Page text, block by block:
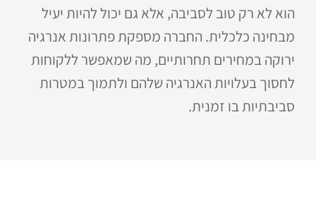
הוא לא רק טוב לסביבה, אלא גם יכול להיות יעיל
מבחינה כלכלית. החברה מספקת פתרונות אנרגיה
ירוקה במחירים תחרותיים, מה שמאפשר ללקוחות
לחסוך בעלויות האנרגיה שלהם ולתמוך במטרות
סביבתיות בו זמנית.